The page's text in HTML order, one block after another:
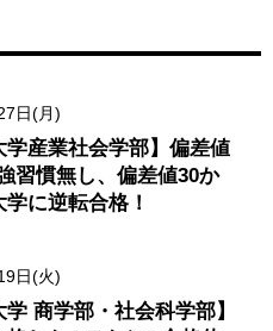
日(月)
学産業社会学部】偏差値
習慣無し、偏差値30か
学に逆転合格！
日(火)
学 商学部・社会科学部】